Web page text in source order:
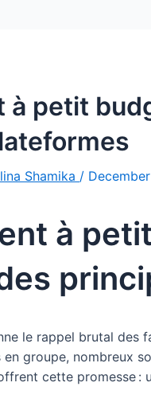
à petit
Shamika /
à
le rappel brutal
groupe, nombreux
cette promesse